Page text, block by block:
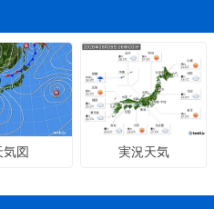
気図 実況天気